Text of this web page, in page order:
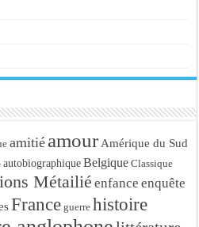
amitié amour Amérique du Sud
autobiographique Belgique Classique
Métailié enfance enquête
France guerre histoire